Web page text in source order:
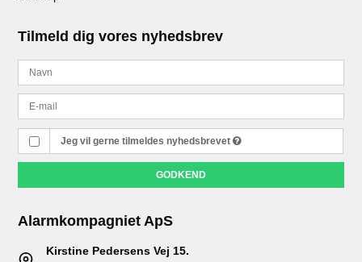
Tilmeld dig vores nyhedsbrev
Jeg vil gerne tilmeldes nyhedsbrevet
GODKEND
Alarmkompagniet ApS
Kirstine Pedersens Vej 15.